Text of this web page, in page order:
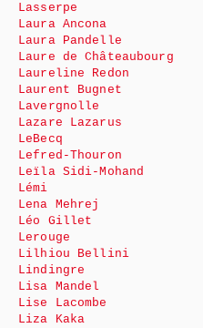
Lasserpe
Laura Ancona
Laura Pandelle
Laure de Châteaubourg
Laureline Redon
Laurent Bugnet
Lavergnolle
Lazare Lazarus
LeBecq
Lefred-Thouron
Leïla Sidi-Mohand
Lémi
Lena Mehrej
Léo Gillet
Lerouge
Lilhiou Bellini
Lindingre
Lisa Mandel
Lise Lacombe
Liza Kaka